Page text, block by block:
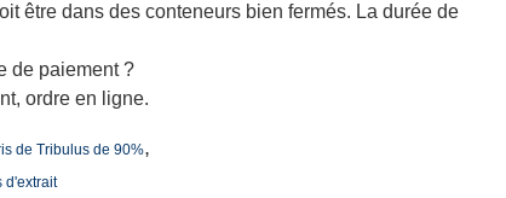
être dans des conteneurs bien fermés. La durée de
de paiement ?
ordre en ligne.
de Tribulus de 90%,
d'extrait